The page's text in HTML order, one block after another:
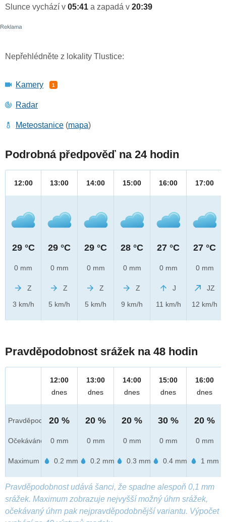
Slunce vychází v 05:41 a zapadá v 20:39
Nepřehlédněte z lokality Tlustice:
Kamery 1
Radar
Meteostanice (mapa)
Podrobná předpověď na 24 hodin
12:00
29 °C
0 mm
Z
3 km/h
13:00
29 °C
0 mm
Z
5 km/h
14:00
29 °C
0 mm
Z
5 km/h
15:00
28 °C
0 mm
Z
9 km/h
16:00
27 °C
0 mm
J
11 km/h
17:00
27 °C
0 mm
JZ
12 km/h
Pravděpodobnost srážek na 48 hodin
Pravděpod.
Očekáváno
Maximum
12:00
dnes
20 %
0 mm
0.2 mm
13:00
dnes
20 %
0 mm
0.2 mm
14:00
dnes
20 %
0 mm
0.3 mm
15:00
dnes
30 %
0 mm
0.4 mm
16:00
dnes
20 %
0 mm
1 mm
Pravděpodobnost udává šanci, že spadne alespoň 0,1 mm
srážek. Maximum zobrazuje nejvyšší možný úhrn srážek,
očekávaný úhrn pak nejpravděpodobnější variantu. Výpočet